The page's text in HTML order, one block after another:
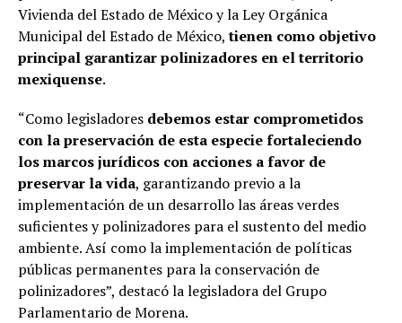
Vivienda del Estado de México y la Ley Orgánica
Municipal del Estado de México,tienen como objetivo
principal garantizar polinizadores en el territorio
mexiquense.
“Como legisladores debemos estar comprometidos
con la preservación de esta especie fortaleciendo
los marcos jurídicos con acciones a favor de
preservar la vida, garantizando previo a la
implementación de un desarrollo las áreas verdes
suficientes y polinizadores para el sustento del medio
ambiente. Así como la implementación de políticas
públicas permanentes para la conservación de
polinizadores”, destacó la legisladora del Grupo
Parlamentario de Morena.